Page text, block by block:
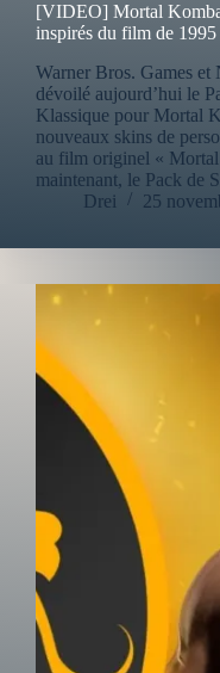
[VIDEO] Mortal
inspirés du film de 1995
Warner Bros. Games et
dévoilé aujourd’hui le
Klassique pour Mortal
nouveaux skins de
au film originel «
maintenant, le Pack
Drei
25